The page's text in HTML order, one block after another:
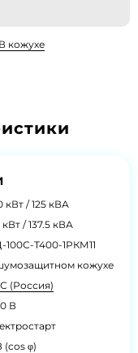
кожухе
кВт / 125 кВА
кВт / 137.5 кВА
100С-Т400-1РКМ11
кожухе
(Россия)
В
(cos φ)